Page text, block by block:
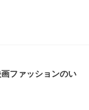
ファッションのい